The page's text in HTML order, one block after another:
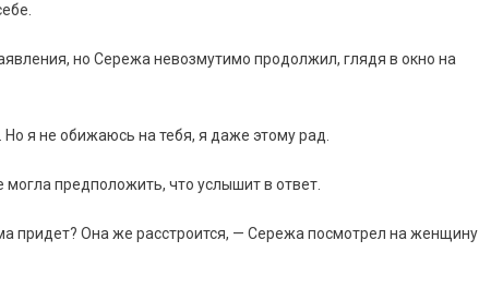
но Сережа невозмутимо продолжил, глядя в окно на
я не обижаюсь на тебя, я даже этому рад.
предположить, что услышит в ответ.
придет? Она же расстроится, — Сережа посмотрел на женщину